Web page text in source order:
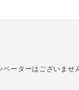
ーターはございませ